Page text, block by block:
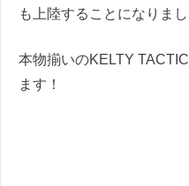
も上陸することになりまし
本物揃いのKELTY
ます！